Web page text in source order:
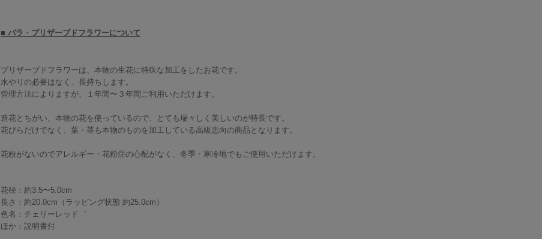
■ バラ・プリザーブドフラワーについて
プリザーブドフラワーは、本物の生花に特殊な加工をしたお花です。
水やりの必要はなく、長持ちします。
管理方法によりますが、１年間〜３年間ご利用いただけます。
造花とちがい、本物の花を使っているので、とても瑞々しく美しいのが特長です。
花びらだけでなく、葉・茎も本物のものを加工している高級志向の商品となります。
花粉がないのでアレルギー・花粉症の心配がなく、冬季・寒冷地でもご使用いただけます。
花径：約3.5〜5.0cm
長さ：約20.0cm（ラッピング状態 約25.0cm）
色名：チェリーレッド゛
ほか：説明書付